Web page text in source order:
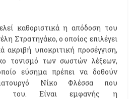
καθοριστικά η απόδοση του
Στρατηγάκο, ο οποίος επιλέγει
ακριβή υποκριτική προσέγγιση,
τονισμό των σωστών λέξεων,
εύσημα πρέπει να δοθούν
Νίκο Φλέσσα που
του. Είναι εμφανής η